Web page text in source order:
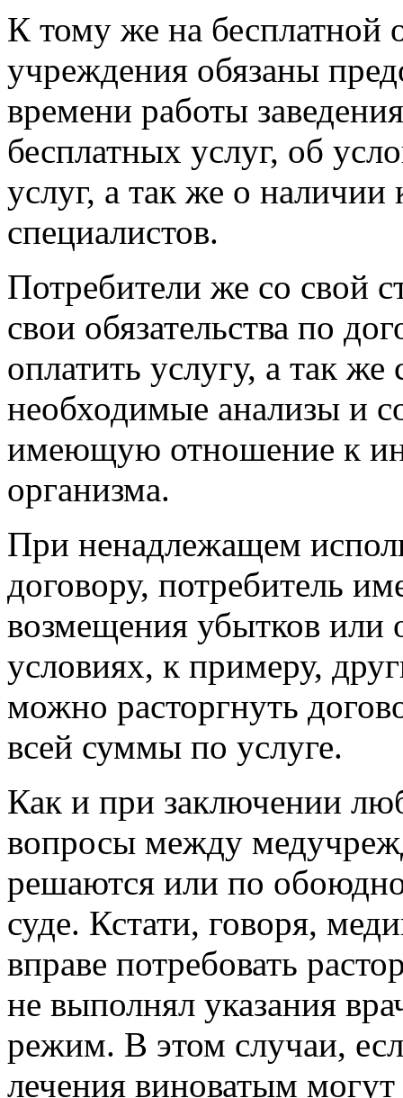
К тому же на бесплатной
учреждения обязаны
времени работы
бесплатных услуг, об
услуг, а так же о
специалистов.
Потребители же со свой
свои обязательства по
оплатить услугу, а так же
необходимые анализы и
имеющую отношение к
организма.
При ненадлежащем
договору, потребитель
возмещения убытков или
условиях, к примеру,
можно расторгнуть
всей суммы по услуге.
Как и при заключении
вопросы между
решаются или по
суде. Кстати, говоря,
вправе потребовать
не выполнял указания
режим. В этом случаи,
лечения виноватым